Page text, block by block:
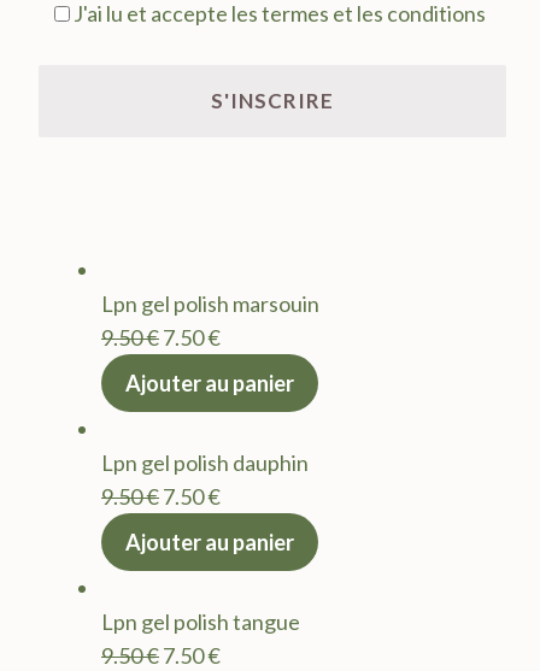
J'ai lu et accepte les termes et les conditions
Lpn gel polish marsouin
9.50€Le
prix
9.50 €.
7.50€Le
actuel
7.50 €.
Ajouter au panier
Lpn gel polish dauphin
9.50€Le
prix
9.50 €.
7.50€Le
actuel
7.50 €.
Ajouter au panier
Lpn gel polish tangue
9.50€Le
7.50€Le